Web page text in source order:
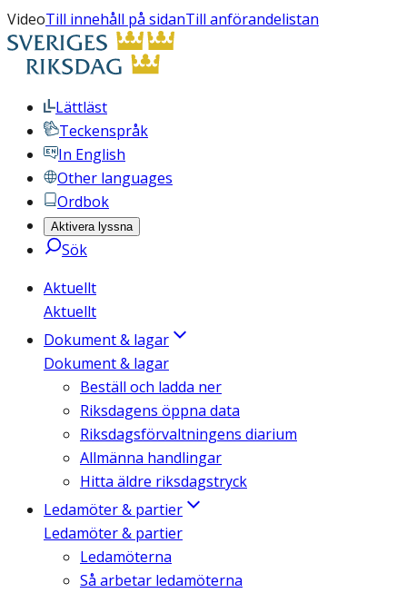
VideoTill innehåll på sidanTill anförandelistan
Lättläst
Teckenspråk
In English
Other languages
Ordbok
Aktivera lyssna
Sök
Aktuellt
Aktuellt
Dokument & lagar
Dokument & lagar
Beställ och ladda ner
Riksdagens öppna data
Riksdagsförvaltningens diarium
Allmänna handlingar
Hitta äldre riksdagstryck
Ledamöter & partier
Ledamöter & partier
Ledamöterna
Så arbetar ledamöterna